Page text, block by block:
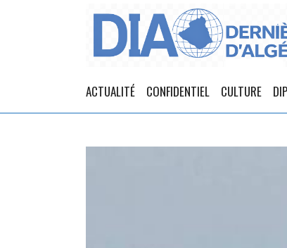
ACTUALITÉ CONFIDENTIEL CULTURE